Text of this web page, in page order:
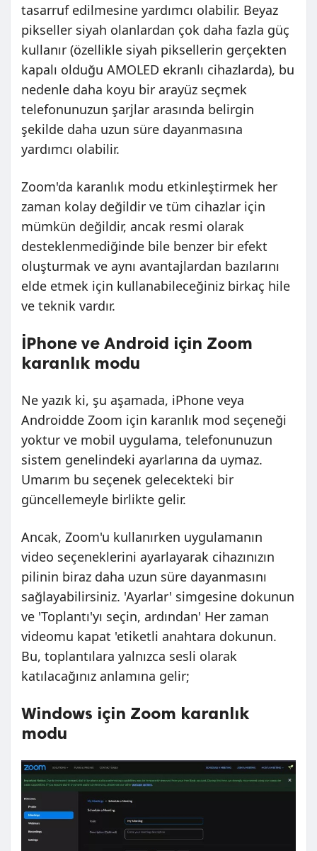
tasarruf edilmesine yardımcı olabilir. Beyaz
pikseller siyah olanlardan çok daha fazla güç
kullanır (özellikle siyah piksellerin gerçekten
kapalı olduğu AMOLED ekranlı cihazlarda), bu
nedenle daha koyu bir arayüz seçmek
telefonunuzun şarjlar arasında belirgin
şekilde daha uzun süre dayanmasına
yardımcı olabilir.
Zoom'da karanlık modu etkinleştirmek her
zaman kolay değildir ve tüm cihazlar için
mümkün değildir, ancak resmi olarak
desteklenmediğinde bile benzer bir efekt
oluşturmak ve aynı avantajlardan bazılarını
elde etmek için kullanabileceğiniz birkaç hile
ve teknik vardır.
İPhone ve Android için Zoom
karanlık modu
Ne yazık ki, şu aşamada, iPhone veya
Androidde Zoom için karanlık mod seçeneği
yoktur ve mobil uygulama, telefonunuzun
sistem genelindeki ayarlarına da uymaz.
Umarım bu seçenek gelecekteki bir
güncellemeyle birlikte gelir.
Ancak, Zoom'u kullanırken uygulamanın
video seçeneklerini ayarlayarak cihazınızın
pilinin biraz daha uzun süre dayanmasını
sağlayabilirsiniz. 'Ayarlar' simgesine dokunun
ve 'Toplantı'yı seçin, ardından' Her zaman
videomu kapat 'etiketli anahtara dokunun.
Bu, toplantılara yalnızca sesli olarak
katılacağınız anlamına gelir;
Windows için Zoom karanlık
modu